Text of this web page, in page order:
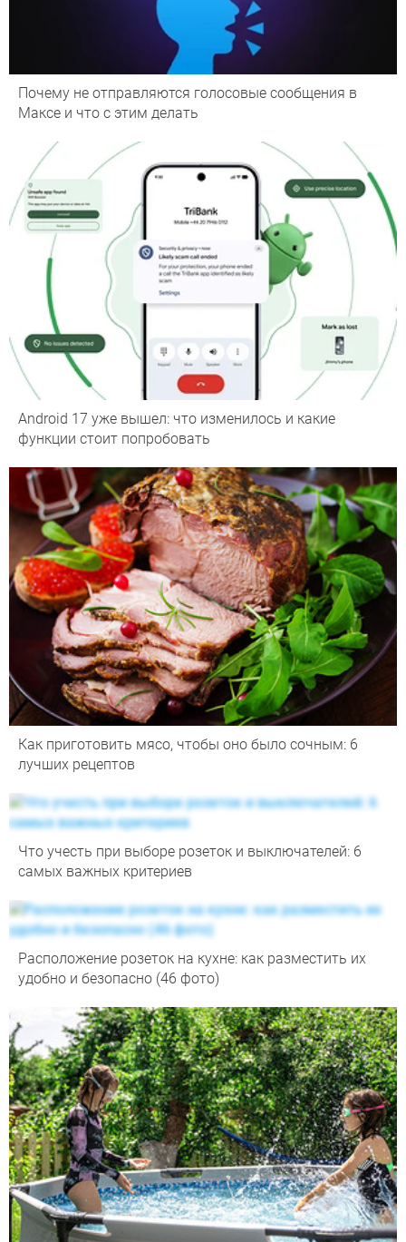
Почему не отправляются голосовые сообщения в
Максе и что с этим делать
Android 17 уже вышел: что изменилось и какие
функции стоит попробовать
Как приготовить мясо, чтобы оно было сочным: 6
лучших рецептов
Что учесть при выборе розеток и выключателей: 6
самых важных критериев
Расположение розеток на кухне: как разместить их
удобно и безопасно (46 фото)